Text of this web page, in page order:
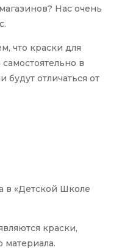
Нас очень
что краски для
в
отличаться от
в «Детской Школе
краски,
материала.